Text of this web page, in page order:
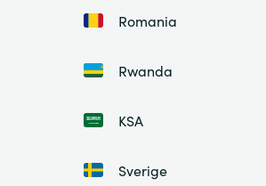
Romania
Rwanda
KSA
Sverige